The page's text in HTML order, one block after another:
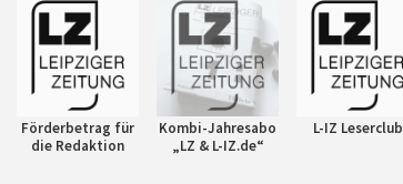
Förderbetrag für
die Redaktion
Kombi-Jahresabo
„LZ & L-IZ.de“
L-IZ Leserclub